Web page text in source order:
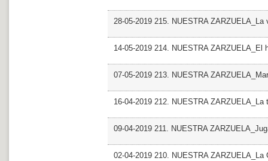
28-05-2019 215. NUESTRA ZARZUELA_La
14-05-2019 214. NUESTRA ZARZUELA_El
07-05-2019 213. NUESTRA
16-04-2019 212. NUESTRA ZARZUELA_La
09-04-2019 211. NUESTRA
02-04-2019 210. NUESTRA ZARZUELA_La